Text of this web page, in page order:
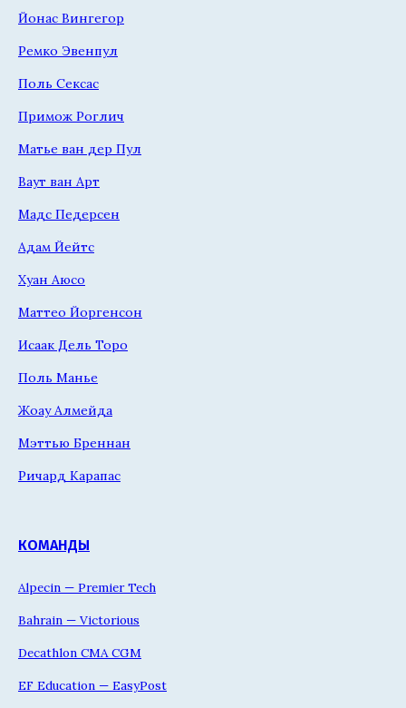
Йонас Вингегор
Ремко Эвенпул
Поль Сексас
Примож Роглич
Матье ван дер Пул
Ваут ван Арт
Мадс Педерсен
Адам Йейтс
Хуан Аюсо
Маттео Йоргенсон
Исаак Дель Торо
Поль Манье
Жоау Алмейда
Мэттью Бреннан
Ричард Карапас
КОМАНДЫ
Alpecin — Premier Tech
Bahrain — Victorious
Decathlon CMA CGM
EF Education — EasyPost